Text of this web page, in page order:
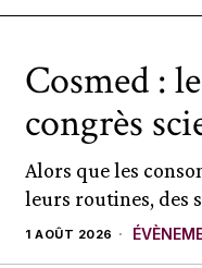
Cosmed :
congrès
Alors que les
leurs routines, des
1 AOÛT 2026